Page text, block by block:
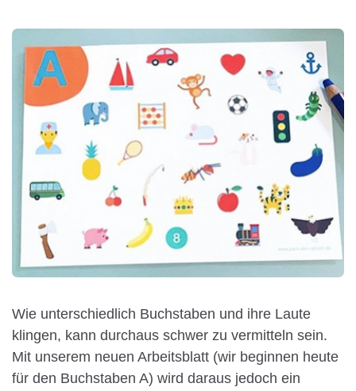
Wie unterschiedlich Buchstaben und ihre Laute
klingen, kann durchaus schwer zu vermitteln sein.
Mit unserem neuen Arbeitsblatt (wir beginnen heute
für den Buchstaben A) wird daraus jedoch ein